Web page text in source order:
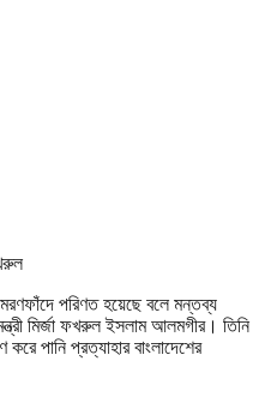
মরণফাঁদে পরিণত হয়েছে বলে মন্তব্য
মির্জা ফখরুল ইসলাম আলমগীর। তিনি
পানি প্রত্যাহার বাংলাদেশের